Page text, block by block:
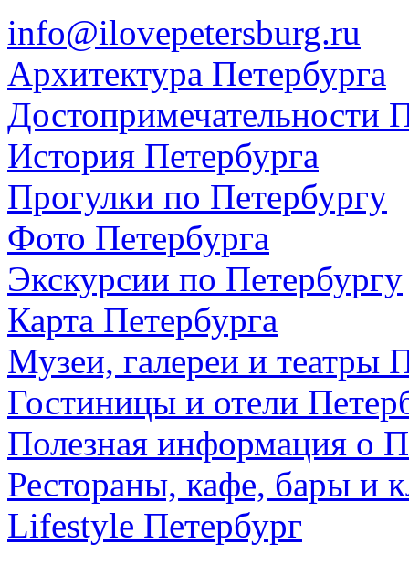
info@ilovepetersburg.ru
Архитектура Петербурга
Достопримечательности
История Петербурга
Прогулки по Петербургу
Фото Петербурга
Экскурсии по Петербургу
Карта Петербурга
Музеи, галереи и театры
Гостиницы и отели
Полезная информация о
Рестораны, кафе, бары и
Lifestyle Петербург